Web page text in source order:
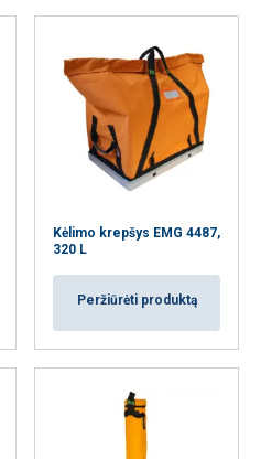
Kėlimo krepšys EMG 4487,
320 L
Peržiūrėti produktą
LITHUANIAN
ENGLISH TRANSLATION
slapukus
siekdami
ir analizuoti
informacija apie
svetaine su mūsų
kurią jiems
jie surinko, kai
Privatumo
Tiksliniai